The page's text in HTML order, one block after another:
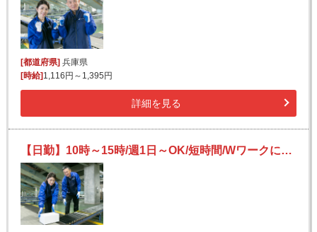
[都道府県] 兵庫県
[時給] 1,116円～1,395円
詳細を見る
【日勤】10時～15時/週1日～OK/短時間/Wワークにも/未経験OK/宅配便の仕分け★